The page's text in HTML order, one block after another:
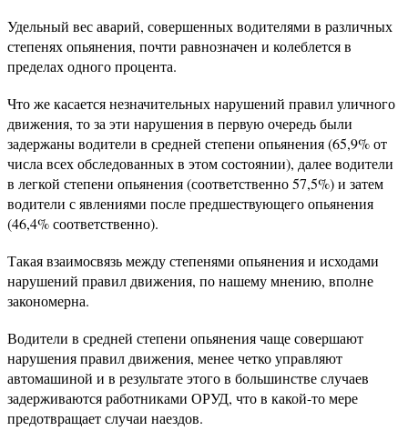
Удельный вес аварий, совершенных водителями в различных
степенях опьянения, почти равнозначен и колеблется в
пределах одного процента.
Что же касается незначительных нарушений правил уличного
движения, то за эти нарушения в первую очередь были
задержаны водители в средней степени опьянения (65,9% от
числа всех обследованных в этом состоянии), далее водители
в легкой степени опьянения (соответственно 57,5%) и затем
водители с явлениями после предшествующего опьянения
(46,4% соответственно).
Такая взаимосвязь между степенями опьянения и исходами
нарушений правил движения, по нашему мнению, вполне
закономерна.
Водители в средней степени опьянения чаще совершают
нарушения правил движения, менее четко управляют
автомашиной и в результате этого в большинстве случаев
задерживаются работниками ОРУД, что в какой-то мере
предотвращает случаи наездов.